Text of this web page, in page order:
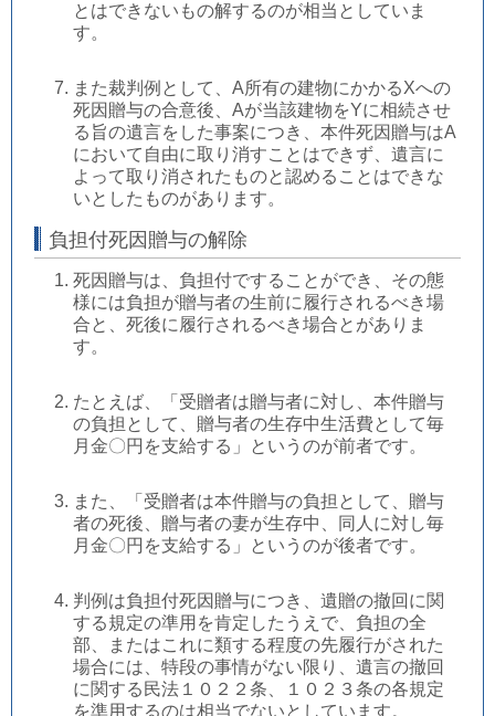
とはできないもの解するのが相当としていま
す。
また裁判例として、A所有の建物にかかるXへの
死因贈与の合意後、Aが当該建物をYに相続させ
る旨の遺言をした事案につき、本件死因贈与はA
において自由に取り消すことはできず、遺言に
よって取り消されたものと認めることはできな
いとしたものがあります。
負担付死因贈与の解除
死因贈与は、負担付ですることができ、その態
様には負担が贈与者の生前に履行されるべき場
合と、死後に履行されるべき場合とがありま
す。
たとえば、「受贈者は贈与者に対し、本件贈与
の負担として、贈与者の生存中生活費として毎
月金〇円を支給する」というのが前者です。
また、「受贈者は本件贈与の負担として、贈与
者の死後、贈与者の妻が生存中、同人に対し毎
月金〇円を支給する」というのが後者です。
判例は負担付死因贈与につき、遺贈の撤回に関
する規定の準用を肯定したうえで、負担の全
部、またはこれに類する程度の先履行がされた
場合には、特段の事情がない限り、遺言の撤回
に関する民法１０２２条、１０２３条の各規定
を準用するのは相当でないとしています。